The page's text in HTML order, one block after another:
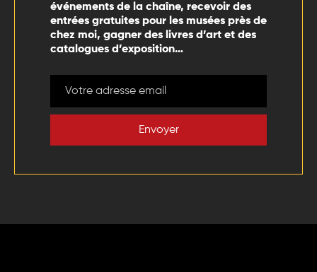
événements de la chaîne, recevoir des
entrées gratuites pour les musées près de
chez moi, gagner des livres d’art et des
catalogues d’exposition…
Envoyer